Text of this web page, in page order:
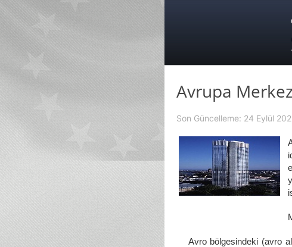
Avrupa
Son Güncelleme: 24 Eylül
Avro bölgesindeki (avro